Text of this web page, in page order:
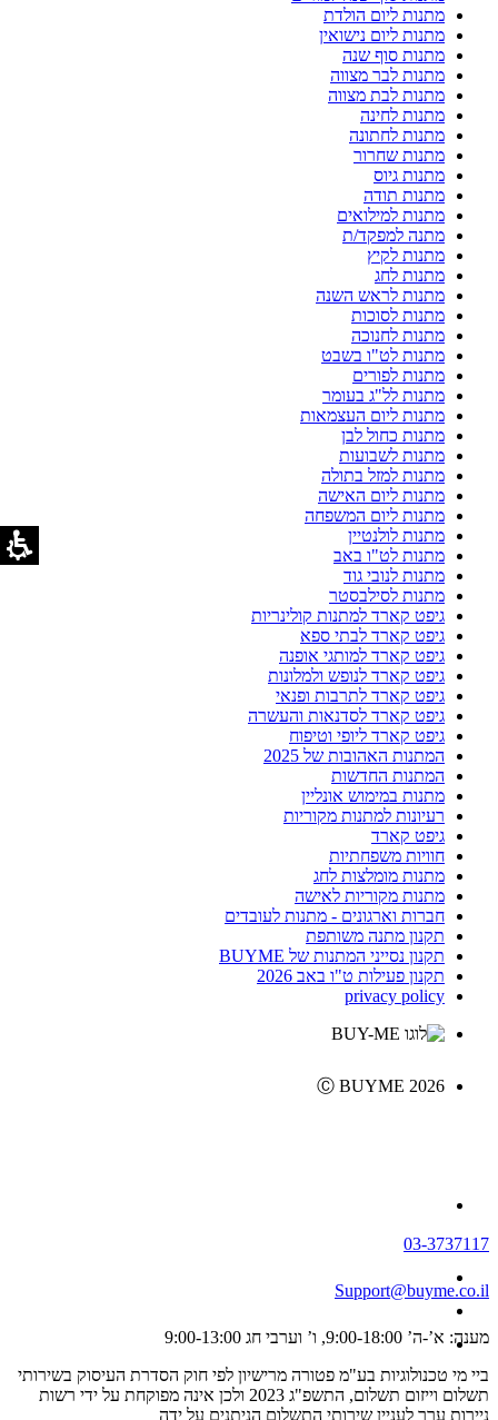
מתנות ליום הולדת
מתנות ליום נישואין
מתנות סוף שנה
מתנות לבר מצווה
מתנות לבת מצווה
מתנות לחינה
מתנות לחתונה
מתנות שחרור
מתנות גיוס
מתנות תודה
מתנות למילואים
מתנה למפקד/ת
מתנות לקיץ
מתנות לחג
מתנות לראש השנה
מתנות לסוכות
מתנות לחנוכה
מתנות לט"ו בשבט
מתנות לפורים
מתנות לל"ג בעומר
מתנות ליום העצמאות
מתנות כחול לבן
מתנות לשבועות
מתנות למזל בתולה
מתנות ליום האישה
מתנות ליום המשפחה
מתנות לולנטיין
מתנות לט"ו באב
מתנות לנובי גוד
מתנות לסילבסטר
גיפט קארד למתנות קולינריות
גיפט קארד לבתי ספא
גיפט קארד למותגי אופנה
גיפט קארד לנופש ולמלונות
גיפט קארד לתרבות ופנאי
גיפט קארד לסדנאות והעשרה
גיפט קארד ליופי וטיפוח
המתנות האהובות של 2025
המתנות החדשות
מתנות במימוש אונליין
רעיונות למתנות מקוריות
גיפט קארד
חוויות משפחתיות
מתנות מומלצות לחג
מתנות מקוריות לאישה
חברות וארגונים - מתנות לעובדים
תקנון מתנה משותפת
תקנון נסייני המתנות של BUYME
תקנון פעילות ט"ו באב 2026
privacy policy
Ⓒ BUYME 2026
03-3737117
Support@buyme.co.il
מענה: א’-ה’ 9:00-18:00, ו’ וערבי חג 9:00-13:00
ביי מי טכנולוגיות בע"מ פטורה מרישיון לפי חוק הסדרת העיסוק בשירותי
תשלום וייזום תשלום, התשפ"ג 2023 ולכן אינה מפוקחת על ידי רשות
ניירות ערך לעניין שירותי התשלום הניתנים על ידה